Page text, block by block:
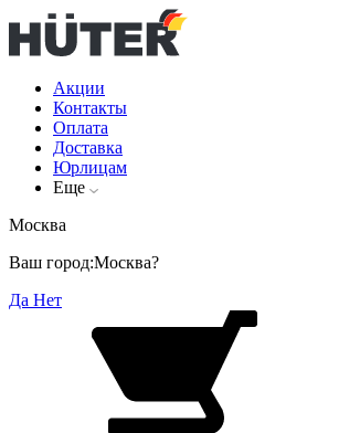
Акции
Контакты
Оплата
Доставка
Юрлицам
Еще
Москва
Ваш город:Москва?
Да Нет